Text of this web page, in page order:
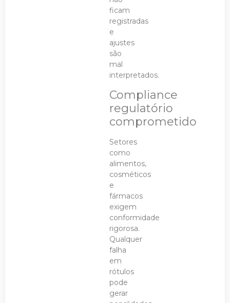
ficam
registradas
e
ajustes
são
mal
interpretados.
Compliance
regulatório
comprometido
Setores
como
alimentos,
cosméticos
e
fármacos
exigem
conformidade
rigorosa.
Qualquer
falha
em
rótulos
pode
gerar